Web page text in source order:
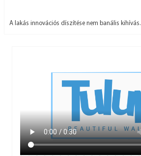
A lakás innovációs díszítése nem banális kihívás.